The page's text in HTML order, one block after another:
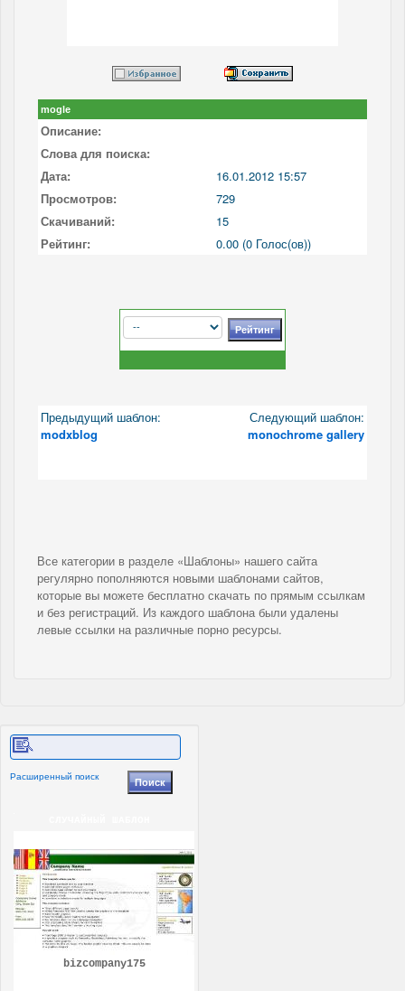
mogle
Описание:
Слова для поиска:
Дата:
16.01.2012 15:57
Просмотров:
729
Скачиваний:
15
Рейтинг:
0.00 (0 Голос(ов))
Предыдущий шаблон:
modxblog
Следующий шаблон:
monochrome gallery
Все категории в разделе «Шаблоны» нашего сайта
регулярно пополняются новыми шаблонами сайтов,
которые вы можете бесплатно скачать по прямым ссылкам
и без регистраций. Из каждого шаблона были удалены
левые ссылки на различные порно ресурсы.
Расширенный поиск
bizcompany175